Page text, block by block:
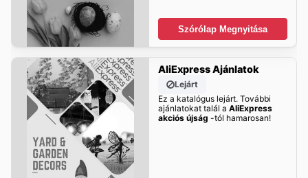
Szórólap Megnyitása
AliExpress Ajánlatok
Lejárt
Ez a katalógus lejárt. További
ajánlatokat talál a AliExpress
akciós újság -tól hamarosan!